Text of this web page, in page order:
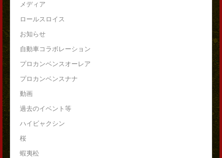
メディア
ロールスロイス
お知らせ
自動車コラボレーション
プロカンベンスオーレア
プロカンベンスナナ
動画
過去のイベント等
ハイビャクシン
桜
蝦夷松